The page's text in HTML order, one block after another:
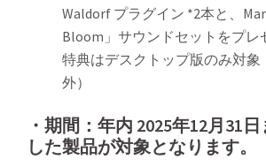
Waldorf プラグイン *2本と、
Bloom」サウンドセットをプレ
特典はデスクトップ版のみ対象
外）
・期間：年内 2025年12月31
した製品が対象となります。